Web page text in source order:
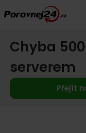
Chyba
serverem
Přejít